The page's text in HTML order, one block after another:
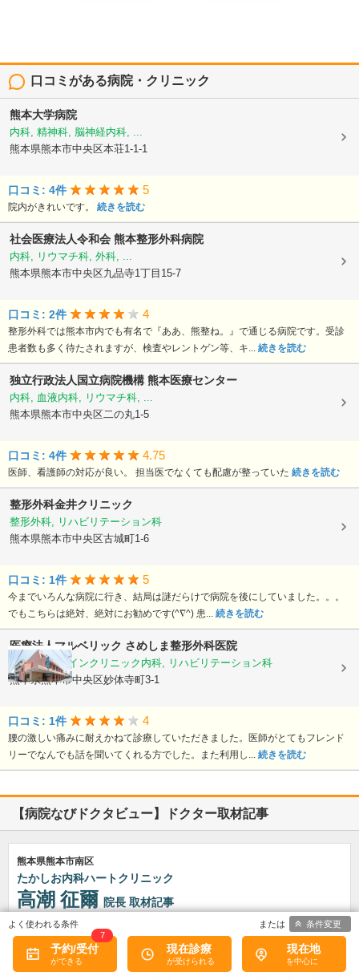
口コミがある病院・クリニック
熊本大学病院
内科, 精神科, 脳神経内科, ...
熊本県熊本市中央区本荘1-1-1
口コミ: 4件 5
院内がきれいです。 続きを読む
社会医療法人令和会 熊本整形外科病院
内科, リウマチ科, 外科, ...
熊本県熊本市中央区九品寺1丁目15-7
口コミ: 2件 4
整形外科では熊本市内でも有名で『ああ、熊整ね。』で通じる病院です。受診
患者数も多く待たされますが、検査やレントゲン等、キ... 続きを読む
独立行政法人国立病院機構熊本医療センター
内科, 血液内科, リウマチ科, ...
熊本県熊本市中央区二の丸1-5
口コミ: 4件 4.75
医師、看護師の対応が良い。 担当医でなくても配慮が整っていた 続きを読む
整形外科金井クリニック
整形外科, リハビリテーション科
熊本県熊本市中央区古城町1-6
口コミ: 1件 5
今までいろんな病院に行き、結局は謎だらけで病院を後にしていました。。。
でもこちらは絶対、絶対にお勧めです(^∇^) 患... 続きを読む
医療法人マルベリック さめしま整形外科医院
整形外科, ペインクリニック内科, リハビリテーション科
熊本県熊本市中央区妙体寺町3-1
口コミ: 1件 4
腰の激しい痛みに耐えかねて診療していただきました。医師がとてもフレンド
リーでなんでも話を聞いてくれる方でした。また利用し... 続きを読む
【病院なびドクタビュー】ドクター取材記事
熊本県熊本市南区
たかしお内科ハートクリニック
高潮 征爾 院長 取材記事
大学病院で要職を担ってきた先生が開業を決めたのにはどのよ
うな理由があったのでしょうか?
心不全という病気は発症すると治
ることはなく、患者さんは生涯付
予約/受付
7
現在診療 現在地
条件変更